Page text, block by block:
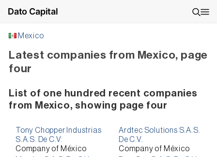
Dato Capital
Mexico
Latest companies from Mexico, page
four
List of one hundred recent companies
from Mexico, showing page four
Tony Chopper Industrias
S.A.S. De C.V.
Company of México
Ardtec Solutions S.A.S.
De C.V.
Company of México